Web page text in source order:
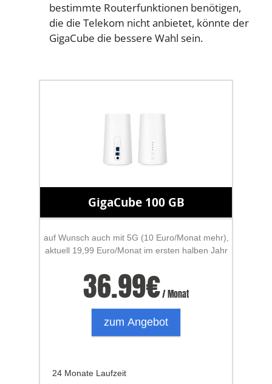
bestimmte Routerfunktionen benötigen,
die die Telekom nicht anbietet, könnte der
GigaCube die bessere Wahl sein.
GigaCube 100 GB
auf Wunsch auch mit 5G (10 Euro/Monat mehr),
aktuell 19,99 Euro/Monat im ersten halben Jahr
36.99€/ Monat
zum Angebot
24 Monate Laufzeit